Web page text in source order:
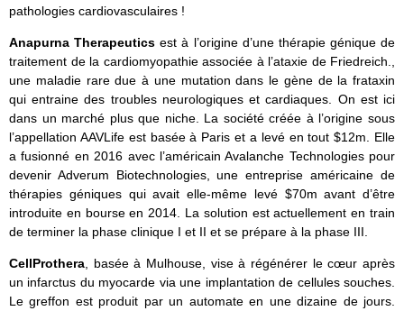
pathologies cardiovasculaires !
Anapurna Therapeuticsest à l’origine d’une thérapie génique de
traitement de la cardiomyopathie associée à l’ataxie de Friedreich.,
une maladie rare due à une mutation dans le gène de la frataxin
qui entraine des troubles neurologiques et cardiaques. On est ici
dans un marché plus que niche. La société créée à l’origine sous
l’appellation AAVLife est basée à Paris et a levé en tout $12m. Elle
a fusionné en 2016 avec l’américain Avalanche Technologies pour
devenir Adverum Biotechnologies, une entreprise américaine de
thérapies géniques qui avait elle-même levé $70m avant d’être
introduite en bourse en 2014. La solution est actuellement en train
de terminer la phase clinique I et II et se prépare à la phase III.
CellProthera , basée à Mulhouse, vise à régénérer le cœur après
un infarctus du myocarde via une implantation de cellules souches.
Le greffon est produit par un automate en une dizaine de jours.